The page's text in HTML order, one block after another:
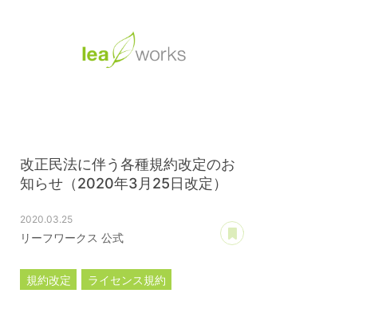
改正民法に伴う各種規約改定のお
知らせ（2020年3月25日改定）
2020.03.25
リーフワークス 公式
規約改定
ライセンス規約